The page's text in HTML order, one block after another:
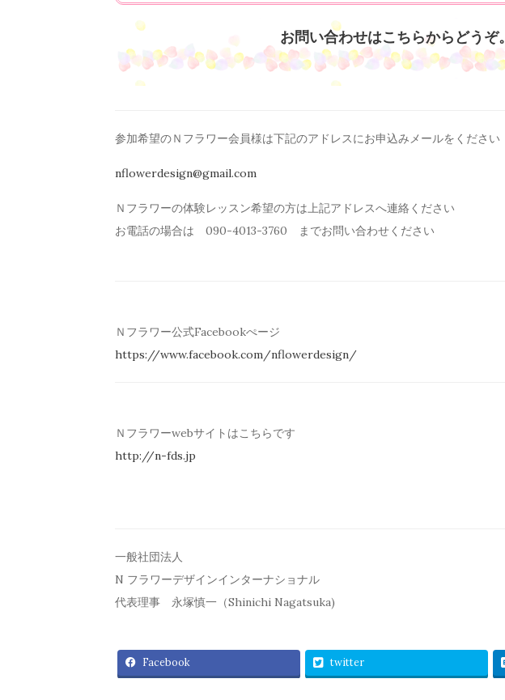
お問い合わせはこちらからどうぞ。
参加希望のＮフラワー会員様は下記のアドレスにお申込みメールを ください
nflowerdesign@gmail.com
Ｎフラワーの体験レッスン希望の方は上記アドレスへ連絡ください
お電話の場合は 090-4013-3760 までお問い合わせください
Ｎフラワー公式Facebookぺージ
https://www.facebook.com/nflowerdesign/
Ｎフラワーwebサイトはこちらです
http://n-fds.jp
一般社団法人
N フラワーデザインインターナショナル
代表理事 永塚慎一（Shinichi Nagatsuka)
Facebook twitter